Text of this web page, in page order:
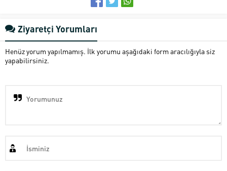
Ziyaretçi Yorumları
Henüz yorum yapılmamış. İlk yorumu aşağıdaki form aracılığıyla siz
yapabilirsiniz.